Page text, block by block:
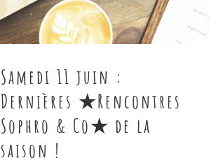
Samedi 11 juin :
Dernières ★Rencontres
Sophro & Co★ de la
saison !